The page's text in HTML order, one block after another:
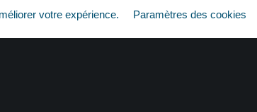
votre expérience. Paramètres des cookies